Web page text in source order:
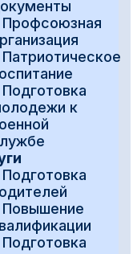
Профсоюзная
Патриотическое
Подготовка
к
Подготовка
Повышение
Подготовка